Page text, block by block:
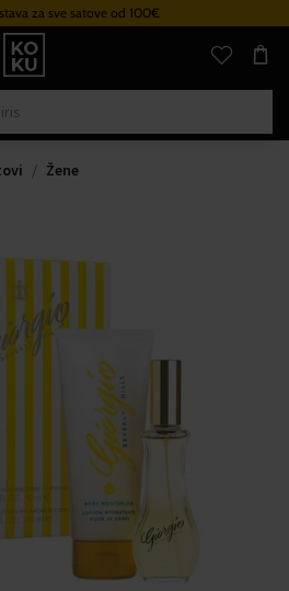
za sve satove od 100€
Žene